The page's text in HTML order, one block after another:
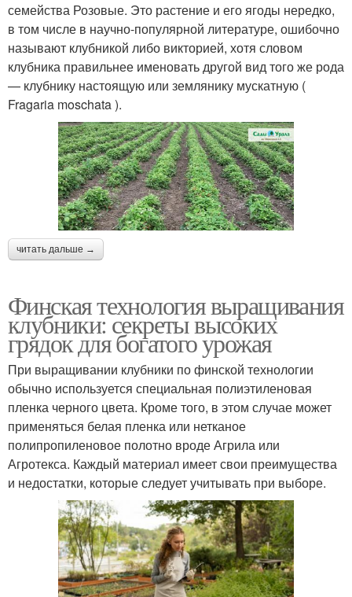
семейства Розовые. Это растение и его ягоды нередко,
в том числе в научно-популярной литературе, ошибочно
называют клубникой либо викторией, хотя словом
клубника правильнее именовать другой вид того же рода
— клубнику настоящую или землянику мускатную (
Fragaria moschata ).
читать дальше →
Финская технология выращивания
клубники: секреты высоких
грядок для богатого урожая
При выращивании клубники по финской технологии
обычно используется специальная полиэтиленовая
пленка черного цвета. Кроме того, в этом случае может
применяться белая пленка или нетканое
полипропиленовое полотно вроде Агрила или
Агротекса. Каждый материал имеет свои преимущества
и недостатки, которые следует учитывать при выборе.